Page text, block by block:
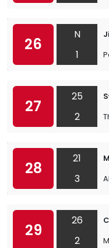
26
N
1
27
25
2
28
21
3
29
26
2